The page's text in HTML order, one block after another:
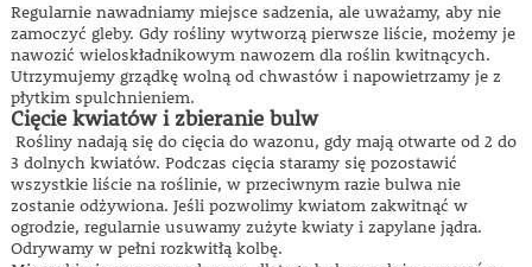
Regularnie nawadniamy miejsce sadzenia, ale uważamy, aby nie
zamoczyć gleby. Gdy rośliny wytworzą pierwsze liście, możemy je
nawozić wieloskładnikowym nawozem dla roślin kwitnących.
Utrzymujemy grządkę wolną od chwastów i napowietrzamy je z
płytkim spulchnieniem.
Cięcie kwiatów i zbieranie bulw
Rośliny nadają się do cięcia do wazonu, gdy mają otwarte od 2 do
3 dolnych kwiatów. Podczas cięcia staramy się pozostawić
wszystkie liście na roślinie, w przeciwnym razie bulwa nie
zostanie odżywiona. Jeśli pozwolimy kwiatom zakwitnąć w
ogrodzie, regularnie usuwamy zużyte kwiaty i zapylane jądra.
Odrywamy w pełni rozkwitłą kolbę.